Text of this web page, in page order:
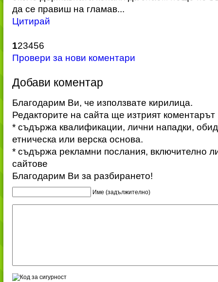
да се правиш на гламав...
Цитирай
123456
Провери за нови коментари
Добави коментар
Благодарим Ви, че използвате кирилица.
Редакторите на сайта ще изтрият
* съдържа квалификации, лични нападки,
етническа или верска основа.
* съдържа рекламни послания, включително
сайтове
Благодарим Ви за разбирането!
Име (задължително)